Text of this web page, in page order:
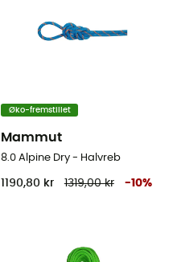
Øko-fremstillet
Mammut
8.0 Alpine Dry - Halvreb
1190,80 kr 1319,00 kr -10%